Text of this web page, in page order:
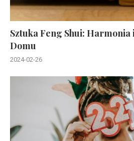
Sztuka Feng Shui: Harmonia
Domu
2024-02-26